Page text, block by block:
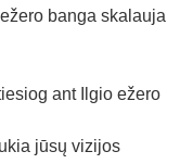
banga skalauja
ant Ilgio ežero
jūsų vizijos